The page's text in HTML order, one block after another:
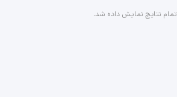
تمام نتایج نمایش داده شد.